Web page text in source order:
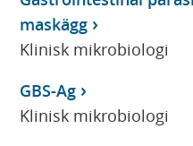
maskägg
Klinisk mikrobiologi
GBS-Ag
Klinisk mikrobiologi